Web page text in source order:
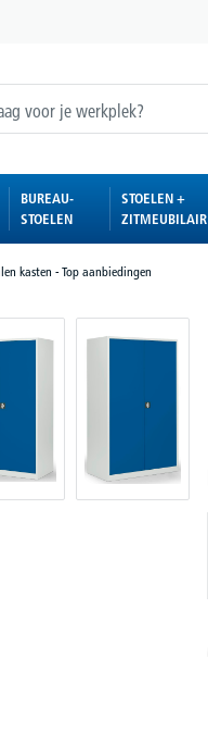
BUREAU-
STOELEN
STOELEN +
ZITMEUBILAIR
kasten - Top aanbiedingen